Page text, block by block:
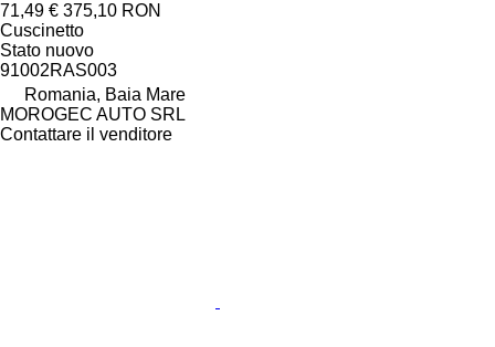
71,49 € 375,10 RON
Cuscinetto
Stato nuovo
91002RAS003
Romania, Baia Mare
MOROGEC AUTO SRL
Contattare il venditore